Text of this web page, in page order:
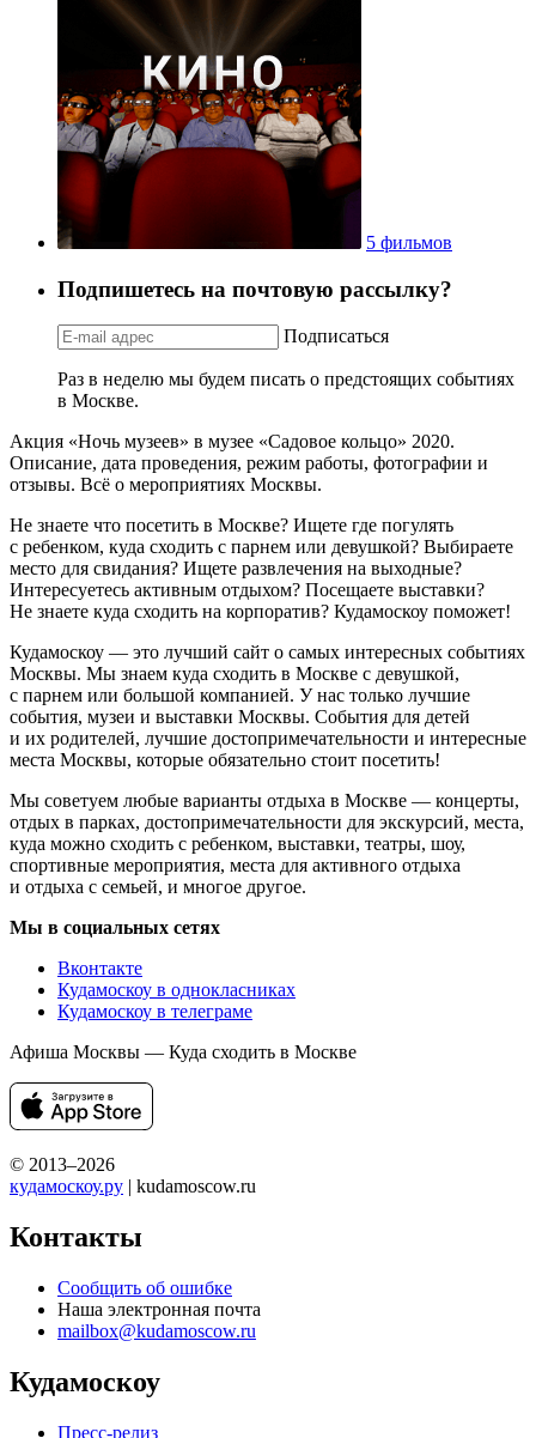
5 фильмов
Подпишетесь на почтовую рассылку?
Подписаться
Раз в неделю мы будем писать о предстоящих событиях
в Москве.
Акция «Ночь музеев» в музее «Садовое кольцо» 2020.
Описание, дата проведения, режим работы, фотографии и
отзывы. Всё о мероприятиях Москвы.
Не знаете что посетить в Москве? Ищете где погулять
с ребенком, куда сходить с парнем или девушкой? Выбираете
место для свидания? Ищете развлечения на выходные?
Интересуетесь активным отдыхом? Посещаете выставки?
Не знаете куда сходить на корпоратив? Кудамоскоу поможет!
Кудамоскоу — это лучший сайт о самых интересных событиях
Москвы. Мы знаем куда сходить в Москве с девушкой,
с парнем или большой компанией. У нас только лучшие
события, музеи и выставки Москвы. События для детей
и их родителей, лучшие достопримечательности и интересные
места Москвы, которые обязательно стоит посетить!
Мы советуем любые варианты отдыха в Москве — концерты,
отдых в парках, достопримечательности для экскурсий, места,
куда можно сходить с ребенком, выставки, театры, шоу,
спортивные мероприятия, места для активного отдыха
и отдыха с семьей, и многое другое.
Мы в социальных сетях
Вконтакте
Кудамоскоу в однокласниках
Кудамоскоу в телеграме
Афиша Москвы — Куда сходить в Москве
© 2013–2026
кудамоскоу.ру | kudamoscow.ru
Контакты
Сообщить об ошибке
Наша электронная почта
mailbox@kudamoscow.ru
Кудамоскоу
Пресс-релиз